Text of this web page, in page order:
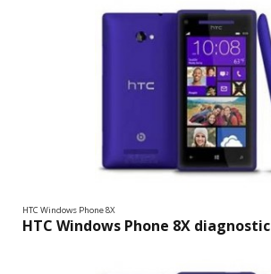
HTC Windows Phone 8X
HTC Windows Phone 8X diagnostic